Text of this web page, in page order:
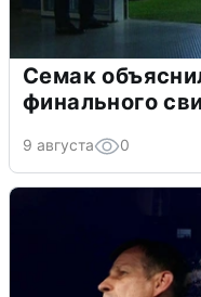
Семак
финального
9 августа 0